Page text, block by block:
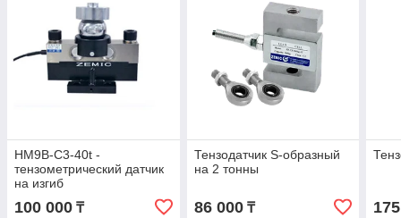
HM9B-C3-40t -
тензометрический датчик
на изгиб
100 000 ₸
Тензодатчик S-образный
на 2 тонны
86 000₸